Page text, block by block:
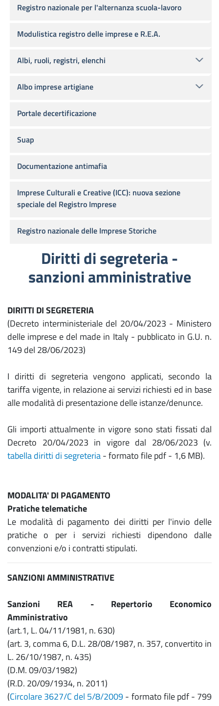
Diritti di segreteria -
sanzioni amministrative
DIRITTI DI SEGRETERIA
(Decreto interministeriale del 20/04/2023 - Ministero
delle imprese e del made in Italy - pubblicato in G.U. n.
149 del 28/06/2023)
I diritti di segreteria vengono applicati, secondo la
tariffa vigente, in relazione ai servizi richiesti ed in base
alle modalità di presentazione delle istanze/denunce.
Gli importi attualmente in vigore sono stati fissati dal
Decreto 20/04/2023 in vigore dal 28/06/2023 (v.
tabella diritti di segreteria- formato file pdf - 1,6 MB).
MODALITA' DI PAGAMENTO
Pratiche telematiche
Le modalità di pagamento dei diritti per l'invio delle
pratiche o per i servizi richiesti dipendono dalle
convenzioni e/o i contratti stipulati.
SANZIONI AMMINISTRATIVE
Sanzioni REA - Repertorio Economico
Amministrativo
(art.1, L. 04/11/1981, n. 630)
(art. 3, comma 6, D.L. 28/08/1987, n. 357, convertito in
L. 26/10/1987, n. 435)
(D.M. 09/03/1982)
(R.D. 20/09/1934, n. 2011)
(Circolare 3627/C del 5/8/2009- formato file pdf - 799
Registro nazionale per l'alternanza scuola-lavoro
Modulistica registro delle imprese e R.E.A.
Albi, ruoli, registri, elenchi
Albo imprese artigiane
Portale decertificazione
Suap
Documentazione antimafia
Imprese Culturali e Creative (ICC): nuova sezione
speciale del Registro Imprese
Registro nazionale delle Imprese Storiche